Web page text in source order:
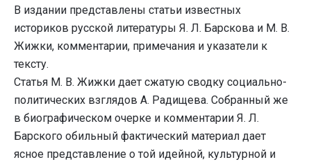
В издании представлены статьи известных
историков русской литературы Я. Л. Барскова и М. В.
Жижки, комментарии, примечания и указатели к
тексту.
Статья М. В. Жижки дает сжатую сводку социально-
политических взглядов А. Радищева. Собранный же
в биографическом очерке и комментарии Я. Л.
Барского обильный фактический материал дает
ясное представление о той идейной, культурной и